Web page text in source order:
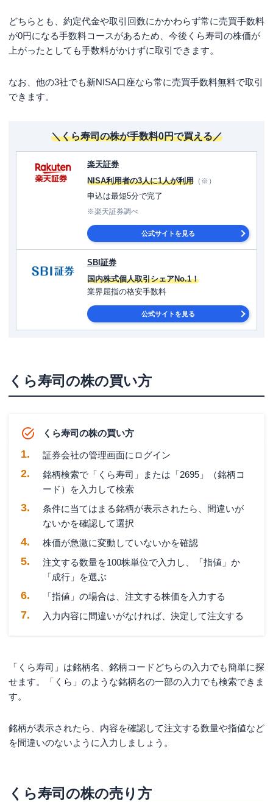
どちらとも、約定代金や取引回数にかかわらず常に売買手数料
が0円になる手数料コースがあるため、今後くら寿司の株価が
上がったとしても手数料がかけずに取引できます。
なお、他の3社でも新NISA口座なら常に売買手数料無料で取引
できます。
＼くら寿司の株が手数料0円で買える／
楽天証券
NISA利用者の3人に1人が利用 （※）
申込は最短5分で完了
※楽天証券調べ
公式サイトを見る
SBI証券
国内株式個人取引シェアNo.1！
業界屈指の格安手数料
公式サイトを見る
くら寿司の株の買い方
くら寿司の株の買い方
証券会社の管理画面にログイン
銘柄検索で「くら寿司」または「2695」（銘柄コ
ード）を入力して検索
条件に当てはまる銘柄が表示されたら、間違いが
ないかを確認して選択
株価が急激に変動していないかを確認
注文する数量を100株単位で入力し、「指値」か
「成行」を選ぶ
「指値」の場合は、注文する株価を入力する
入力内容に間違いがなければ、決定して注文する
「くら寿司」は銘柄名、銘柄コードどちらの入力でも簡単に探
せます。「くら」のような銘柄名の一部の入力でも検索できま
す。
銘柄が表示されたら、内容を確認して注文する数量や指値など
を間違いのないように入力しましょう。
くら寿司の株の売り方